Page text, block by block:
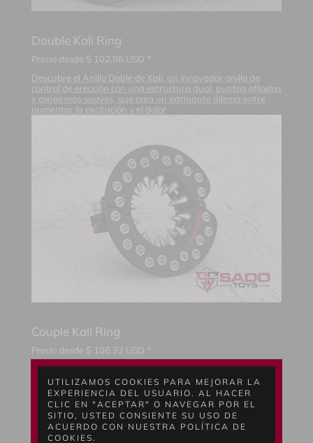
Double Kali Ring
Precio desde $ 102.86 USD *
Descubre el Anillo Doble de Kali, un innovador anillo de
control de erección con una estructura dual, puntas afiladas
y conos más suaves, que crea un intrigante dilema entre
aumentar la excitación y el dolor
Couple Kali Ring
Precio desde $ 106.32 USD *
El Couple Kali Ring, un accesorio de placer versátil diseñado
para la penetración sexual. Con púas personalizables y
ajustables para una estimulación y un control a medida, es
perfecto para explorar nuevas fantasías.
UTILIZAMOS COOKIES PARA MEJORAR LA
EXPERIENCIA DEL USUARIO. AL HACER
CLIC EN "ACEPTAR" O NAVEGAR POR EL
SITIO, USTED CONSIENTE SU USO DE
ACUERDO CON NUESTRA POLÍTICA DE
COOKIES.